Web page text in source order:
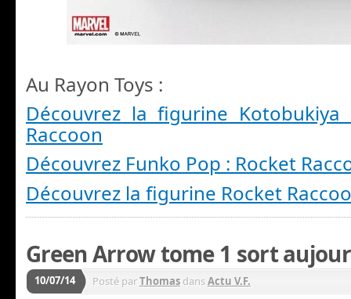
Au Rayon Toys :
Découvrez la figurine
Raccoon
Découvrez Funko Pop : Rocket
Découvrez la figurine Rocket
Green Arrow tome 1 sort
10/07/14 Posté parThomas dansActu V.F.